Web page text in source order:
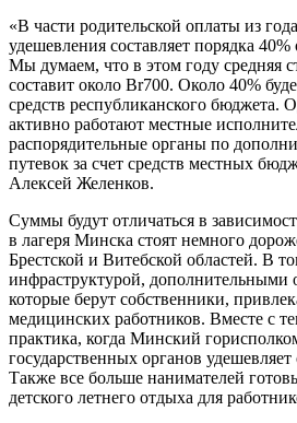
«В части родительской оплаты из
удешевления составляет порядка
Мы думаем, что в этом году средняя
составит около Br700. Около 40%
средств республиканского бюджета.
активно работают местные
распорядительные органы по
путевок за счет средств местных
Алексей Желенков.
Суммы будут отличаться в
в лагеря Минска стоят немного
Брестской и Витебской областей. В
инфраструктурой, дополнительными
которые берут собственники,
медицинских работников. Вместе с
практика, когда Минский
государственных органов удешевляет
Также все больше нанимателей
детского летнего отдыха для